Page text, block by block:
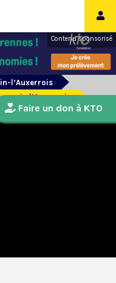
Contenu sponsorisé
l’Auxerrois
l’Auxerrois
Faire un don à KTO